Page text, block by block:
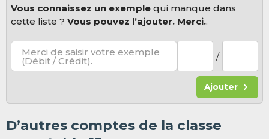
Vous connaissez un exemple qui manque dans
cette liste ?Vous pouvez l’ajouter. Merci..
Merci de saisir votre exemple
(Débit / Crédit). /
Ajouter
D’autres comptes de la classe